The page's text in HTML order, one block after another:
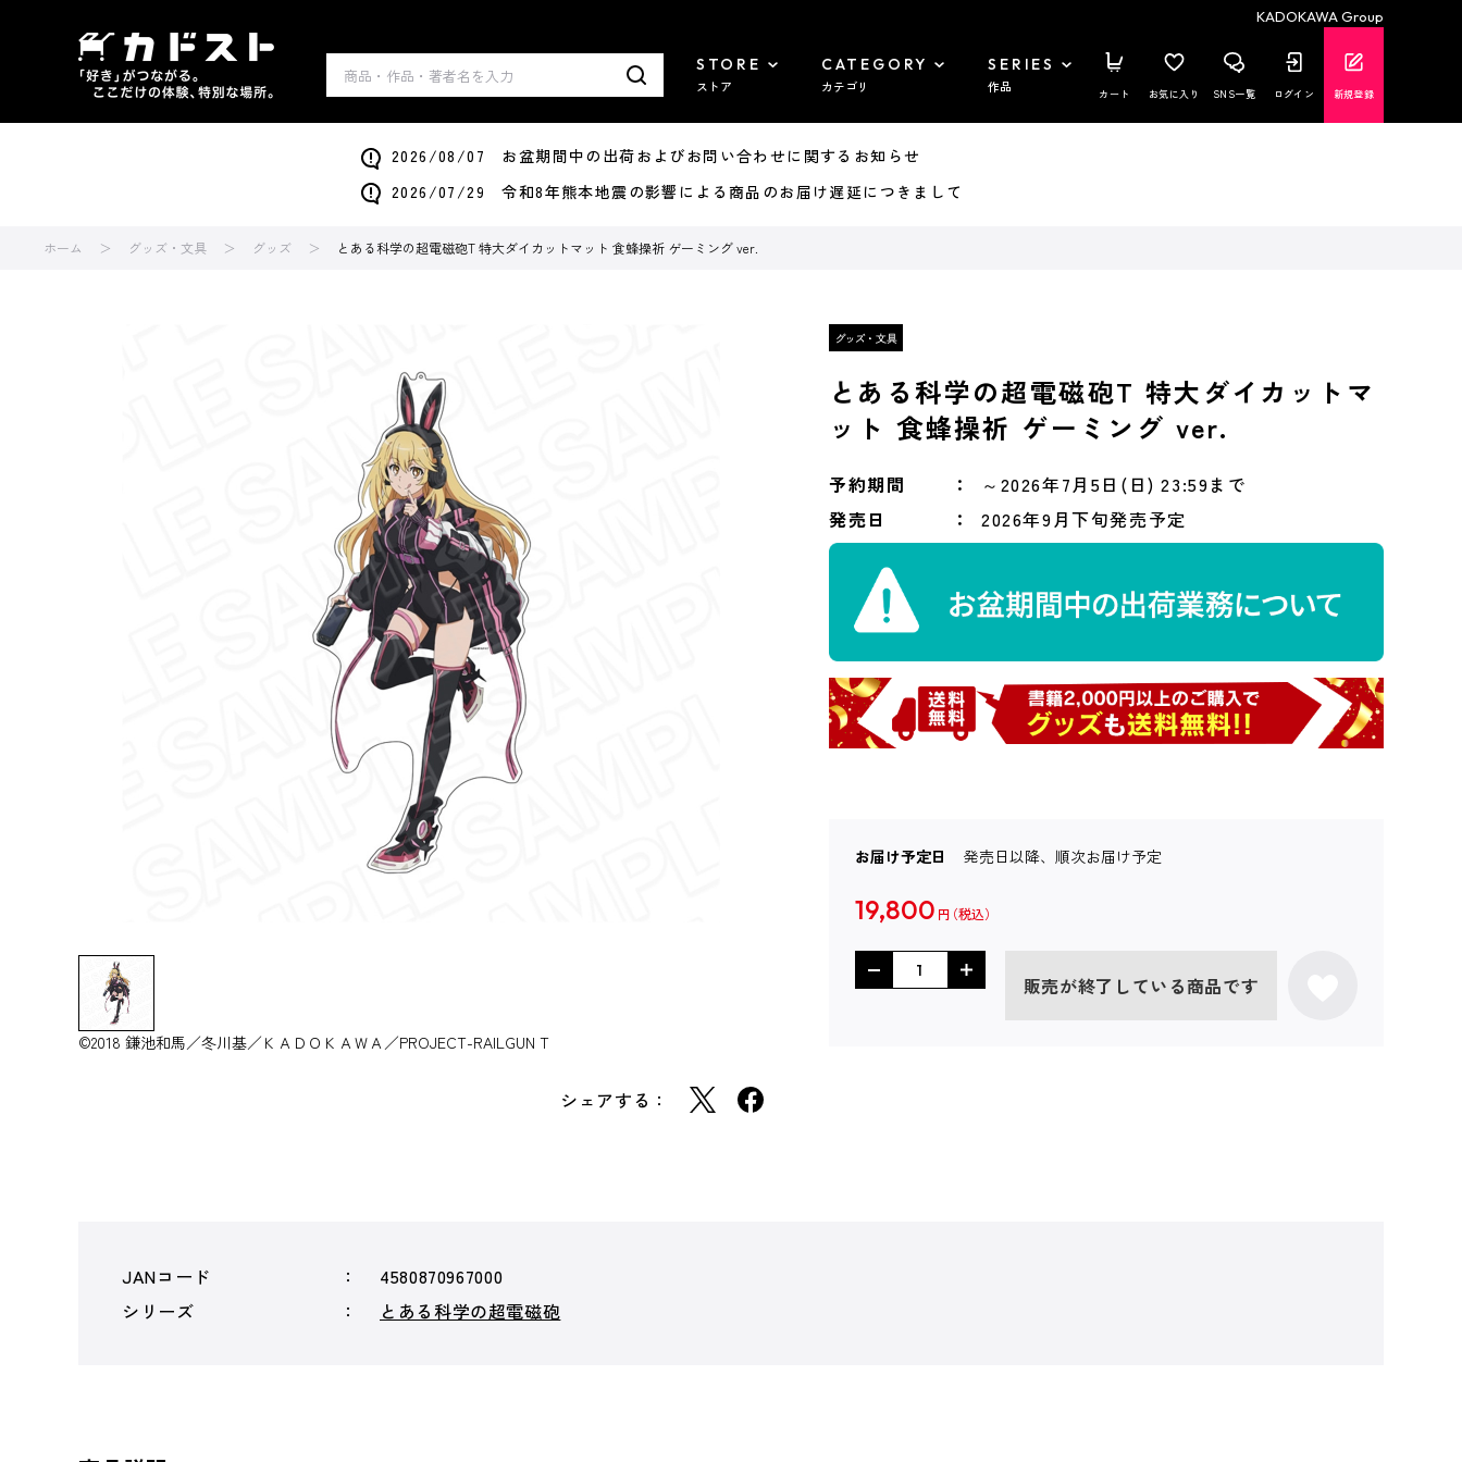
KADOKAWA Group
STORE
ストア
CATEGORY
カテゴリ
SERIES
作品 カート お気に入り SNS一覧 ログイン 新規登録
2026/08/07 お盆期間中の出荷およびお問い合わせに関するお知らせ
2026/07/29 令和8年熊本地震の影響による商品のお届け遅延につきまして
ホーム グッズ・文具 グッズ とある科学の超電磁砲T 特大ダイカットマット 食蜂操祈 ゲーミング ver.
©2018 鎌池和馬／冬川基／ＫＡＤＯＫＡＷＡ／PROJECT-RAILGUN T
シェアする：
とある科学の超電磁砲T 特大ダイカットマ
ット 食蜂操祈 ゲーミング ver.
予約期間
～2026年7月5日(日) 23:59まで
発売日
2026年9月下旬発売予定
お届け予定日 発売日以降、順次お届け予定
19,800 円
販売が終了している商品です
JANコード
4580870967000
シリーズ
とある科学の超電磁砲